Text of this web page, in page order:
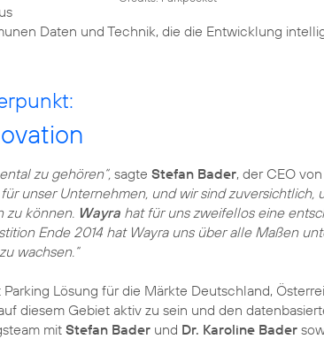
Daten und Technik, die die Entwicklung
zu gehören“, sagte Stefan Bader, der CEO
unser Unternehmen, und wir sind zuversichtlich,
zu können. Wayra hat für uns zweifellos eine
Ende 2014 hat Wayra uns über alle Maßen
wachsen.“
Parking Lösung für die Märkte Deutschland,
diesem Gebiet aktiv zu sein und den
mit Stefan Bader und Dr. Karoline Bader